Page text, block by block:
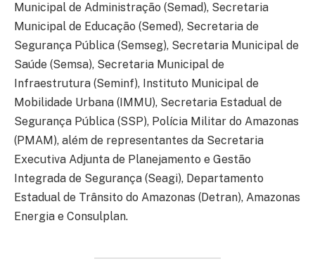
Municipal de Administração (Semad), Secretaria
Municipal de Educação (Semed), Secretaria de
Segurança Pública (Semseg), Secretaria Municipal de
Saúde (Semsa), Secretaria Municipal de
Infraestrutura (Seminf), Instituto Municipal de
Mobilidade Urbana (IMMU), Secretaria Estadual de
Segurança Pública (SSP), Polícia Militar do Amazonas
(PMAM), além de representantes da Secretaria
Executiva Adjunta de Planejamento e Gestão
Integrada de Segurança (Seagi), Departamento
Estadual de Trânsito do Amazonas (Detran), Amazonas
Energia e Consulplan.